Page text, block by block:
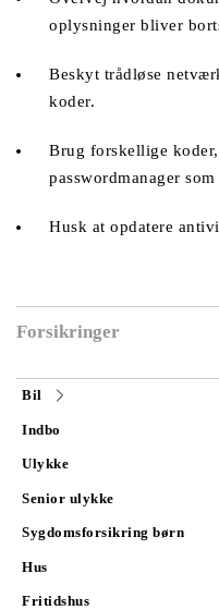
Forsikringer
Bil
Indbo
Ulykke
Senior ulykke
Sygdomsforsikring børn
Hus
Fritidshus
oplysninger bliver
Beskyt trådløse
koder.
Brug forskellige
passwordmanager
Husk at opdatere